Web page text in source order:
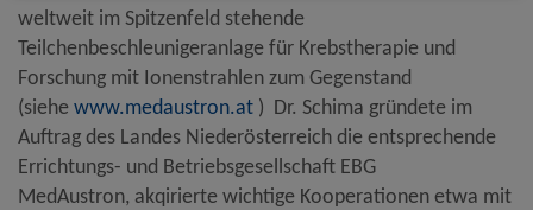
weltweit im Spitzenfeld stehende
Teilchenbeschleunigeranlage für Krebstherapie und
Forschung mit Ionenstrahlen zum Gegenstand
(siehe www.medaustron.at ) Dr. Schima gründete im
Auftrag des Landes Niederösterreich die entsprechende
Errichtungs- und Betriebsgesellschaft EBG
MedAustron, akqirierte wichtige Kooperationen etwa mit